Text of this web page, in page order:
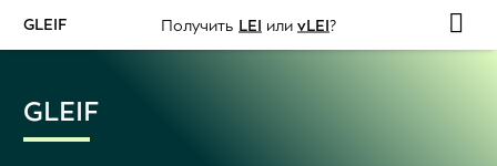
GLEIF Получить LEI или vLEI?
GLEIF